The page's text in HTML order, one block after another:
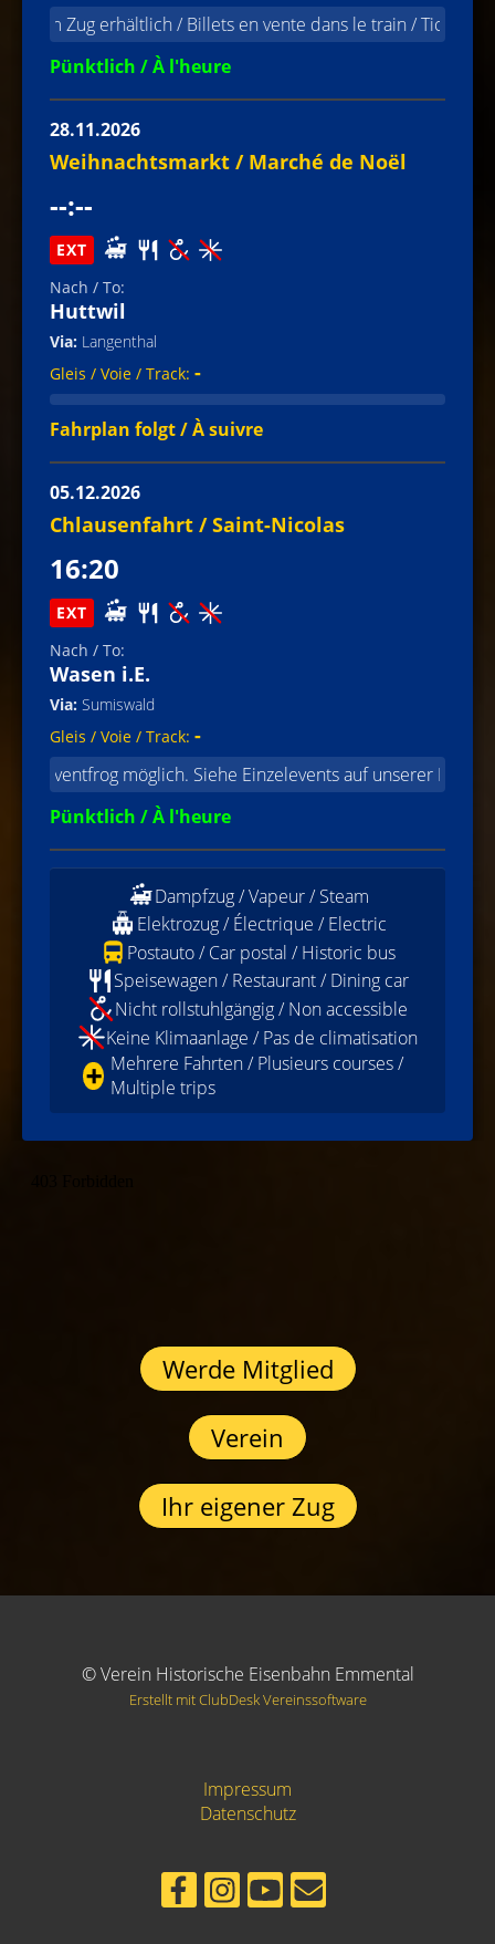
Zug erhältlich / Billets en vente dans le train / Tickets
Pünktlich / À l'heure
28.11.2026
Weihnachtsmarkt / Marché de Noël
--:--
EXT
Huttwil
Langenthal
-
Fahrplan folgt / À suivre
05.12.2026
Chlausenfahrt / Saint-Nicolas
16:20
EXT
Wasen i.E.
Sumiswald
-
möglich. Siehe Einzelevents auf unserer Homepage
Pünktlich / À l'heure
Dampfzug / Vapeur / Steam
Elektrozug / Électrique / Electric
Postauto / Car postal / Historic bus
Speisewagen / Restaurant / Dining car
Nicht rollstuhlgängig / Non accessible
Keine Klimaanlage / Pas de climatisation
➕ Mehrere Fahrten / Plusieurs courses /
Multiple trips
Werde Mitglied
Verein
Ihr eigener Zug
© Verein Historische Eisenbahn Emmental
Erstellt mit ClubDesk Vereinssoftware
Impressum
Datenschutz